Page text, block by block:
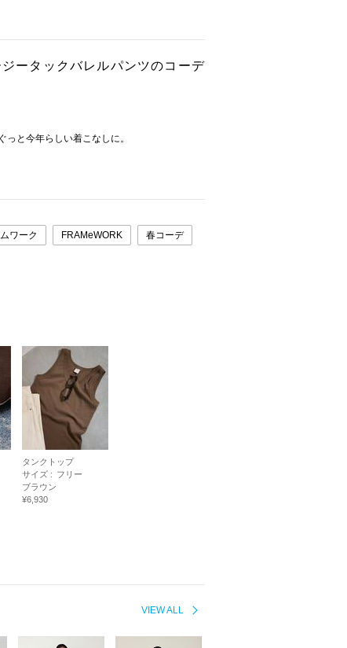
ータックバレルパンツのコーデ
と今年らしい着こなしに。
ワーク FRAMeWORK 春コーデ
タンクトップ
サイズ : フリー
ブラウン
¥6,930
VIEW ALL